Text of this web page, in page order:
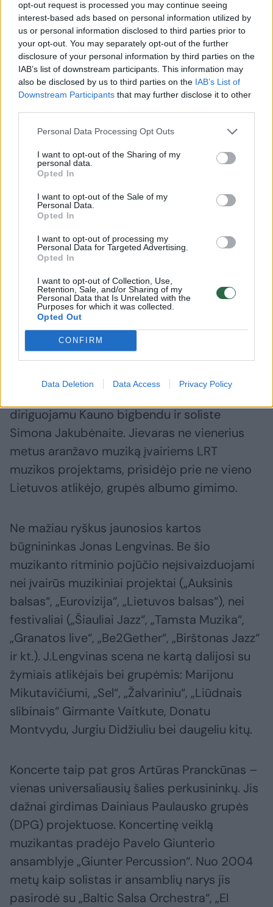
opt-out request is processed you may continue seeing
interest-based ads based on personal information utilized by
us or personal information disclosed to third parties prior to
your opt-out. You may separately opt-out of the further
disclosure of your personal information by third parties on the
IAB’s list of downstream participants. This information may
also be disclosed by us to third parties on the IAB’s List of
Downstream Participants that may further disclose it to other
Personal Data Processing Opt Outs
I want to opt-out of the Sharing of my
personal data.
Opted In
I want to opt-out of the Sale of my
Personal Data.
Opted In
I want to opt-out of processing my
Personal Data for Targeted Advertising.
Opted In
I want to opt-out of Collection, Use,
Retention, Sale, and/or Sharing of my
Personal Data that Is Unrelated with the
Purposes for which it was collected.
Opted Out
CONFIRM
Data Deletion Data Access Privacy Policy
solo atlikėjas, tiek kaip Vilniaus džiazo
orkestro narys, bendradarbiavęs su Leon
Somov & Jazzu, Indre Dirgėlaite, Giedre
Kilčiauskiene, Vladimiru Tarasovu bei
daugeliu kitų aukščiausio kalibro muzikantų.
muzikantų trio narys – trombonininkas, o taip
pat ir šio koncerto aranžuočių kūrėjas
Jievaras Jasinskis. Nuo 13-os metų muziką
kuriantis Jievaras – vienas perspektyviausių
bei talentingiausių jaunosios kartos Lietuvos
kompozitorių, aranžuočių kūrėjų. J.Jasinskio
projektuose muzika liete liejasi, kūryba –
tiek muzikos kritikų, tiek Lietuvos ir užsienio
valstybių klausytojų. Jievaro pilna visur –
festivaliuose, džiazo, populiariosios muzikos
projektuose. Muzikantas sužibėjo 2016-ųjų
Birštono džiazo festivalyje, pristatęs
efektingą autorinę programą su džiazo grupe
diriguojamu Kauno bigbendu ir soliste
Simona Jakubėnaite. Jievaras ne vienerius
metus aranžavo muziką įvairiems LRT
muzikos projektams, prisidėjo prie ne vieno
Lietuvos atlikėjo, grupės albumo gimimo.
Ne mažiau ryškus jaunosios kartos
būgnininkas Jonas Lengvinas. Be šio
muzikanto ritminio pojūčio neįsivaizduojami
nei įvairūs muzikiniai projektai („Auksinis
balsas“, „Eurovizija“, „Lietuvos balsas“), nei
festivaliai („Šiauliai Jazz“, „Tamsta Muzika“,
„Granatos live“, „Be2Gether“, „Birštonas Jazz“
ir kt.). J.Lengvinas scena ne kartą dalijosi su
žymiais atlikėjais bei grupėmis: Marijonu
Mikutavičiumi, „Sel“, „Žalvariniu“, „Liūdnais
slibinais“ Girmante Vaitkute, Donatu
Montvydu, Jurgiu Didžiuliu bei daugeliu kitų.
Koncerte taip pat gros Artūras Pranckūnas –
vienas universaliausių šalies perkusininkų. Jis
dažnai girdimas Dainiaus Paulausko grupės
(DPG) projektuose. Koncertinę veiklą
muzikantas pradėjo Pavelo Giunterio
ansamblyje „Giunter Percussion“. Nuo 2004
metų kaip solistas ir ansamblių narys jis
pasirodė su „Baltic Salsa Orchestra“, „El